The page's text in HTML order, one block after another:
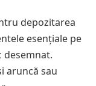
depozitarea
esențiale pe
desemnat.
aruncă sau